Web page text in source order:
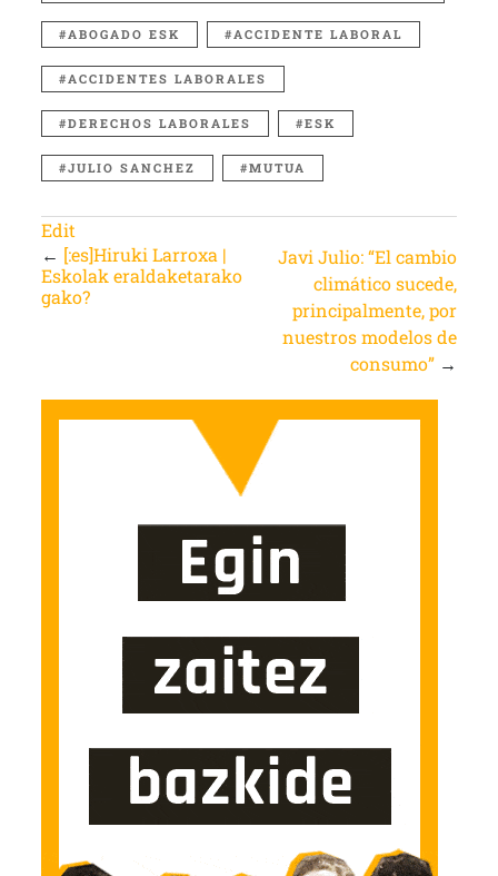
ABOGADO ESK ACCIDENTE LABORAL
ACCIDENTES LABORALES
DERECHOS LABORALES ESK
JULIO SANCHEZ MUTUA
Edit
← [:es]Hiruki Larroxa |
Eskolak eraldaketarako
gako?
Javi Julio: “El cambio
climático sucede,
principalmente, por
nuestros modelos de
consumo” →